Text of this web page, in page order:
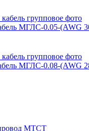
МГЛС-0.05-(AWG
МГЛС-0.08-(AWG